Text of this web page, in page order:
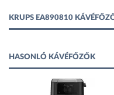
KRUPS EA890810
HASONLÓ KÁVÉFŐZŐK